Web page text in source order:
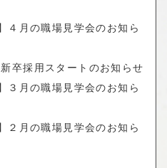
４月の職場見学会のお知ら
卒採用スタートのお知らせ
３月の職場見学会のお知ら
２月の職場見学会のお知ら